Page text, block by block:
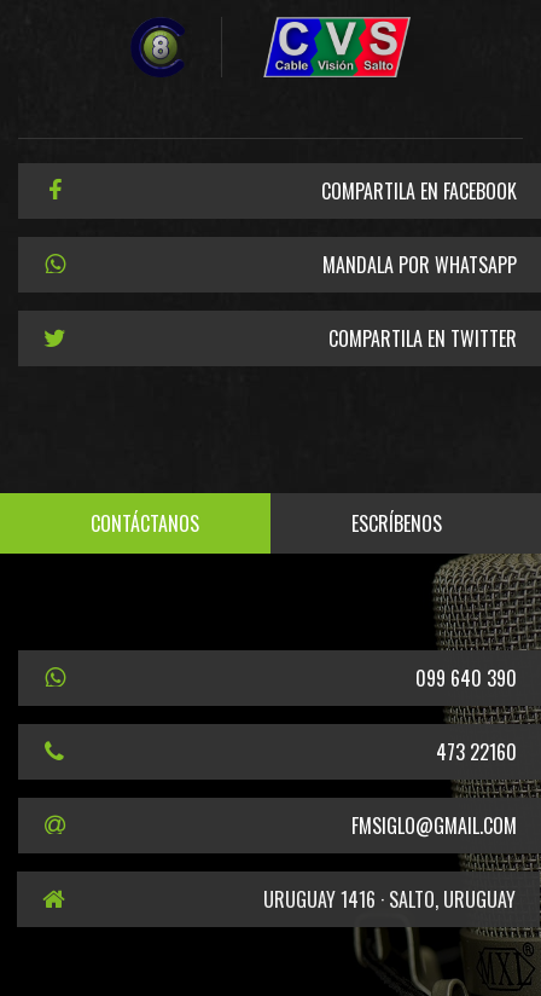
COMPARTILA EN FACEBOOK
MANDALA POR WHATSAPP
COMPARTILA EN TWITTER
CONTÁCTANOS ESCRÍBENOS
099 640 390
473 22160
FMSIGLO@GMAIL.COM
URUGUAY 1416 · SALTO, URUGUAY